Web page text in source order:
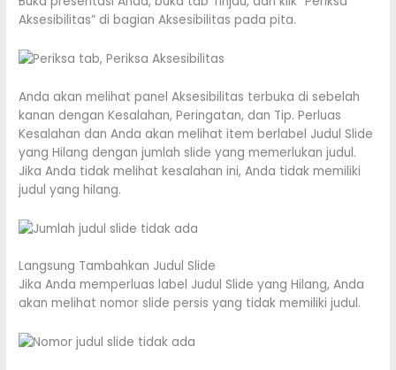
Aksesibilitas” di bagian Aksesibilitas pada pita.
Anda akan melihat panel Aksesibilitas terbuka di sebelah
kanan dengan Kesalahan, Peringatan, dan Tip. Perluas
Kesalahan dan Anda akan melihat item berlabel Judul Slide
yang Hilang dengan jumlah slide yang memerlukan judul.
Jika Anda tidak melihat kesalahan ini, Anda tidak memiliki
judul yang hilang.
Langsung Tambahkan Judul Slide
Jika Anda memperluas label Judul Slide yang Hilang, Anda
akan melihat nomor slide persis yang tidak memiliki judul.